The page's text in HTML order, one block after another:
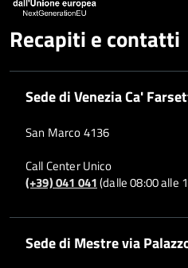
Recapiti e contatti
Sede di Venezia Ca'
San Marco 4136
Call Center Unico
(+39) 041 041(dalle 08:00 alle
Sede di Mestre via